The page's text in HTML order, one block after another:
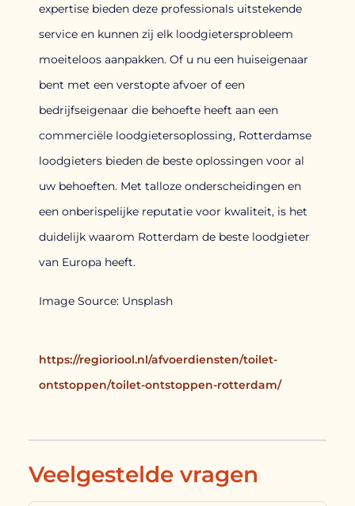
expertise bieden deze professionals uitstekende
service en kunnen zij elk loodgietersprobleem
moeiteloos aanpakken. Of u nu een huiseigenaar
bent met een verstopte afvoer of een
bedrijfseigenaar die behoefte heeft aan een
commerciële loodgietersoplossing, Rotterdamse
loodgieters bieden de beste oplossingen voor al
uw behoeften. Met talloze onderscheidingen en
een onberispelijke reputatie voor kwaliteit, is het
duidelijk waarom Rotterdam de beste loodgieter
van Europa heeft.
Image Source: Unsplash‍
https://regioriool.nl/afvoerdiensten/toilet-
ontstoppen/toilet-ontstoppen-rotterdam/
Veelgestelde vragen